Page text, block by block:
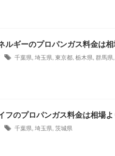
ルギーのプロパンガス料金は
千葉県, 埼玉県, 東京都, 栃木県, 群馬県,
フのプロパンガス料金は相場
千葉県, 埼玉県, 茨城県